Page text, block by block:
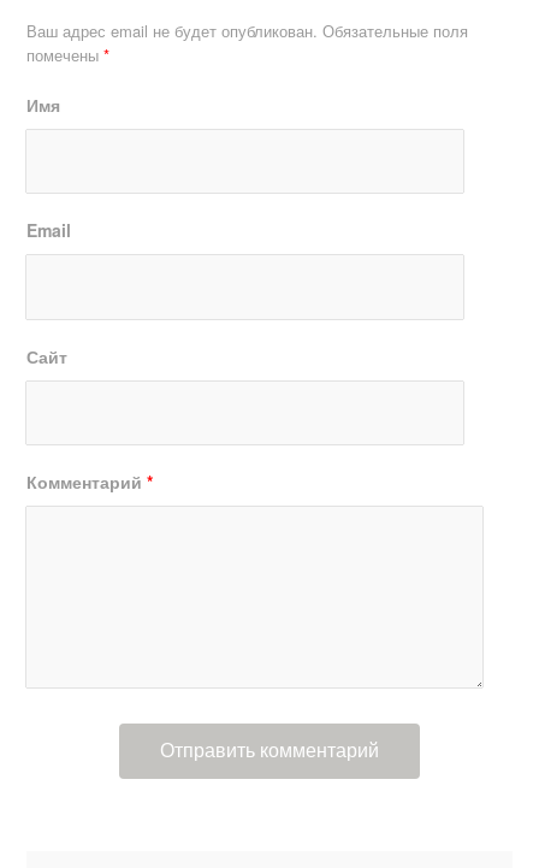
Ваш адрес email не будет опубликован. Обязательные поля
помечены*
Имя
Email
Сайт
Комментарий*